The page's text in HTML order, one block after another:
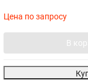
Цена по запросу
В